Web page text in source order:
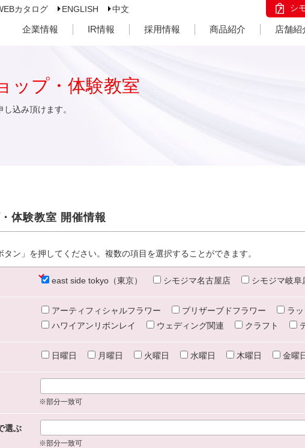
カタログ ENGLISH 中文 シ
企業情報 IR情報 採用情報 商品紹介 店舗紹
ップ・体験教室
込み頂けます。
体験教室 開催情報
ン」を押してください。複数の項目を選択することができます。
east side tokyo（東京） シモジマ名古屋店 シモジマ岐阜
アーティフィシャルフラワー プリザーブドフラワー ラ
ハワイアンリボンレイ
ウェディング関連 クラフト
日曜日 月曜日 火曜日 水曜日 木曜日 金曜
※部分一致可
選ぶ
※部分一致可